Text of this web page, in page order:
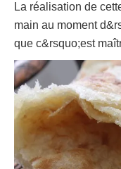
La réalisation de
main au moment
que c&rsquo;est